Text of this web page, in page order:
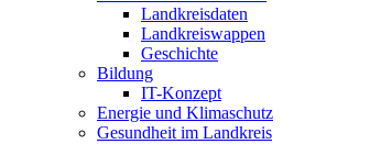
Landkreisdaten
Landkreiswappen
Geschichte
Bildung
IT-Konzept
Energie und Klimaschutz
Gesundheit im Landkreis